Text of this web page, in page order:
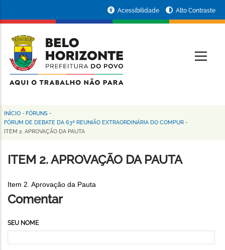
conteúdo
principal
da
Prefeitura
de
Horizonte
Acessibilidade Alto Contraste
Trilha
de
navegação
INÍCIO - FÓRUNS -
FÓRUM DE DEBATE DA 63ª REUNIÃO EXTRAORDINÁRIA DO COMPUR -
ITEM 2. APROVAÇÃO DA PAUTA
ITEM 2. APROVAÇÃO DA PAUTA
Item 2. Aprovação da Pauta
Comentar
SEU NOME